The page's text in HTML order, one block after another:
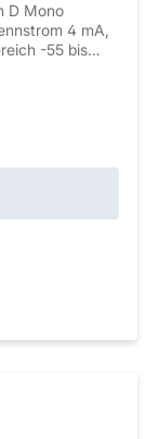
D Mono
4 mA,
-55 bis